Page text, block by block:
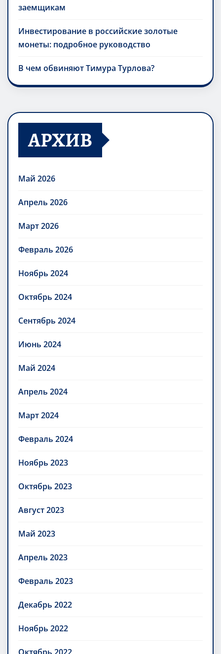
заемщикам
Инвестирование в российские золотые
монеты: подробное руководство
В чем обвиняют Тимура Турлова?
АРХИВ
Май 2026
Апрель 2026
Март 2026
Февраль 2026
Ноябрь 2024
Октябрь 2024
Сентябрь 2024
Июнь 2024
Май 2024
Апрель 2024
Март 2024
Февраль 2024
Ноябрь 2023
Октябрь 2023
Август 2023
Май 2023
Апрель 2023
Февраль 2023
Декабрь 2022
Ноябрь 2022